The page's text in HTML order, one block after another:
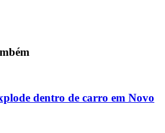
dentro de carro em Novo